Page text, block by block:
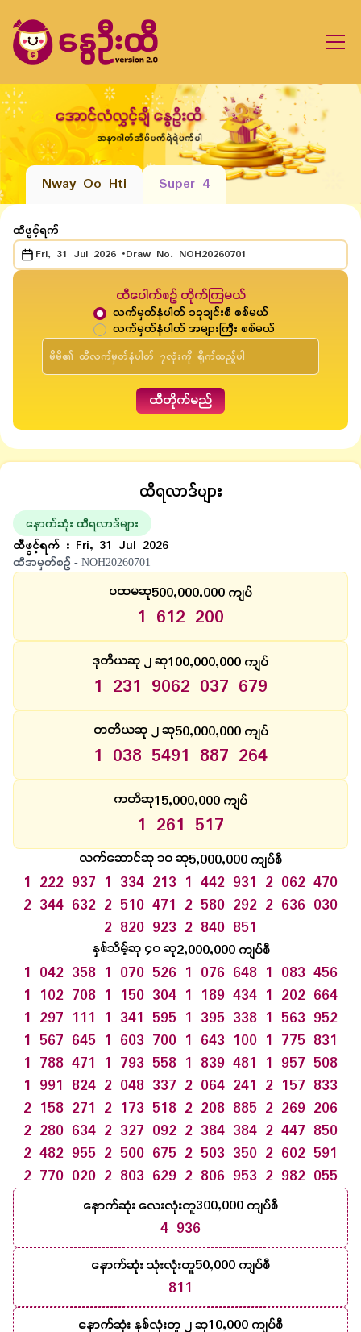
Nway Oo Hti Super 4
ထီဖွင့်ရက်
Fri, 31 Jul 2026 •Draw No. NOH20260701
ထီပေါက်စဥ် တိုက်ကြမယ်
လက်မှတ်နံပါတ် ၁ခုချင်းစီ စစ်မယ်
လက်မှတ်နံပါတ် အများကြီး စစ်မယ်
ထီတိုက်မည်
ထီရလာဒ်များ
ထီဖွင့်ရက် : Fri, 31 Jul 2026
ထီအမှတ်စဉ် - NOH20260701
နောက်ဆုံး ထီရလာဒ်များ
ပထမဆု500,000,000 ကျပ်
1 612 200
ဒုတိယဆု ၂ ဆု100,000,000 ကျပ်
1 231 9062 037 679
တတိယဆု ၂ ဆု50,000,000ကျပ်
1 038 5491 887 264
ကတိဆု15,000,000 ကျပ်
1 261 517
လက်ဆောင်ဆု ၁၀ ဆု5,000,000 ကျပ်စီ
1 222 937 1 334 213 1 442 931 2 062 470
2 344 632 2 510 471 2 580 292 2 636 030
2 820 923 2 840 851
နှစ်သိမ့်ဆု ၄၀ ဆု2,000,000ကျပ်စီ
1 042 358 1 070 526 1 076 648 1 083 456
1 102 708 1 150 304 1 189 434 1 202 664
1 297 111 1 341 595 1 395 338 1 563 952
1 567 645 1 603 700 1 643 100 1 775 831
1 788 471 1 793 558 1 839 481 1 957 508
1 991 824 2 048 337 2 064 241 2 157 833
2 158 271 2 173 518 2 208 885 2 269 206
2 280 634 2 327 092 2 384 384 2 447 850
2 482 955 2 500 675 2 503 350 2 602 591
2 770 020 2 803 629 2 806 953 2 982 055
နောက်ဆုံး လေးလုံးတူ300,000 ကျပ်စီ
4 936
နောက်ဆုံး သုံးလုံးတူ50,000 ကျပ်စီ
811
နောက်ဆုံး နှစ်လုံးတူ ၂ ဆု10,000 ကျပ်စီ